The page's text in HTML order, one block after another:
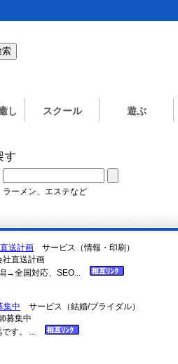
し スクール 遊ぶ
ラーメン、エステなど
送計画 サービス（情報・印刷）
→全国対応、SEO...
集中 サービス（結婚/ブライダル）
です。 ...